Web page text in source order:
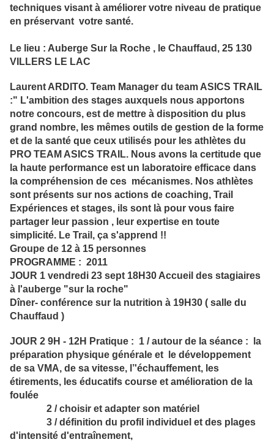
techniques visant à améliorer votre niveau de pratique
en préservant votre santé.
Le lieu : Auberge Sur la Roche , le Chauffaud, 25 130
VILLERS LE LAC
Laurent ARDITO. Team Manager du team ASICS TRAIL
:" L'ambition des stages auxquels nous apportons
notre concours, est de mettre à disposition du plus
grand nombre, les mêmes outils de gestion de la forme
et de la santé que ceux utilisés pour les athlètes du
PRO TEAM ASICS TRAIL. Nous avons la certitude que
la haute performance est un laboratoire efficace dans
la compréhension de ces mécanismes. Nos athlètes
sont présents sur nos actions de coaching, Trail
Expériences et stages, ils sont là pour vous faire
partager leur passion , leur expertise en toute
simplicité. Le Trail, ça s'apprend !!
Groupe de 12 à 15 personnes
PROGRAMME : 2011
JOUR 1 vendredi 23 sept 18H30 Accueil des stagiaires
à l'auberge "sur la roche"
Dîner- conférence sur la nutrition à 19H30 ( salle du
Chauffaud )
JOUR 2 9H - 12H Pratique : 1 / autour de la séance : la
préparation physique générale et le développement
de sa VMA, de sa vitesse, l’'échauffement, les
étirements, les éducatifs course et amélioration de la
foulée
2 / choisir et adapter son matériel
3 / définition du profil individuel et des plages
d'intensité d'entraînement,